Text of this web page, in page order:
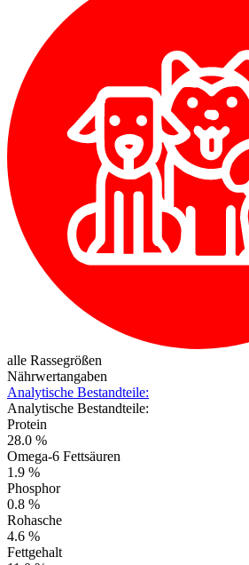
alle Rassegrößen
Nährwertangaben
Analytische Bestandteile:
Analytische Bestandteile:
Protein
28.0 %
Omega-6 Fettsäuren
1.9 %
Phosphor
0.8 %
Rohasche
4.6 %
Fettgehalt